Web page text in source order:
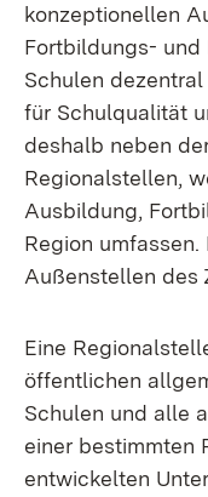
konzeptionellen
Fortbildungs-
Schulen
für Schulqualität
deshalb neben
Regionalstellen,
Ausbildung,
Region
Außenstellen des
Eine
öffentlichen
Schulen und alle
einer bestimmten
entwickelten